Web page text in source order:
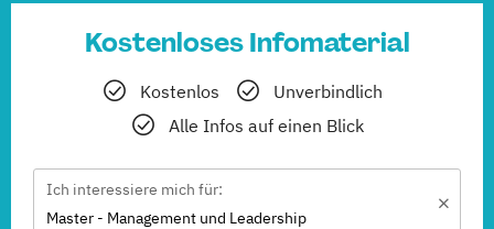
Kostenloses Infomaterial
Kostenlos
Unverbindlich
Alle Infos auf einen Blick
Ich interessiere mich für:
Master - Management und Leadership